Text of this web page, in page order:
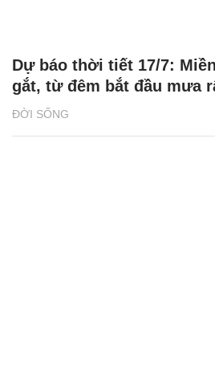
ĐỜI SỐNG
Dự báo thời tiết 17/7:
gắt, từ đêm bắt đầu mưa